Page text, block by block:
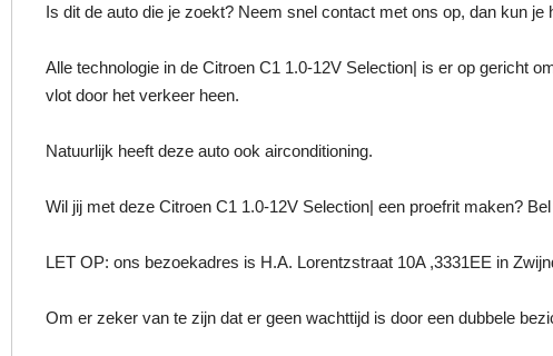
Is dit de auto die je zoekt? Neem snel contact met ons op, dan kun je
Alle technologie in de Citroen C1 1.0-12V Selection| is er op gericht
vlot door het verkeer heen.
Natuurlijk heeft deze auto ook airconditioning.
Wil jij met deze Citroen C1 1.0-12V Selection| een proefrit maken?
LET OP: ons bezoekadres is H.A. Lorentzstraat 10A ,3331EE in
Om er zeker van te zijn dat er geen wachttijd is door een dubbele